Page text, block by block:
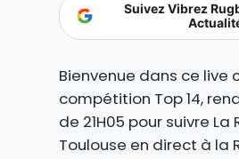
Suivez Vibrez
Bienvenue dans ce live
compétition Top 14,
de 21H05 pour suivre La
Toulouse en direct à la